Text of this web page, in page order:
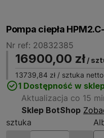
Pompa ciepła
Nr ref: 20832385
16900,00 zł /
13739,84 zł / sztuka netto
1 Dostępność w
Aktualizacja co 15
Sklep BotShop
sztuka